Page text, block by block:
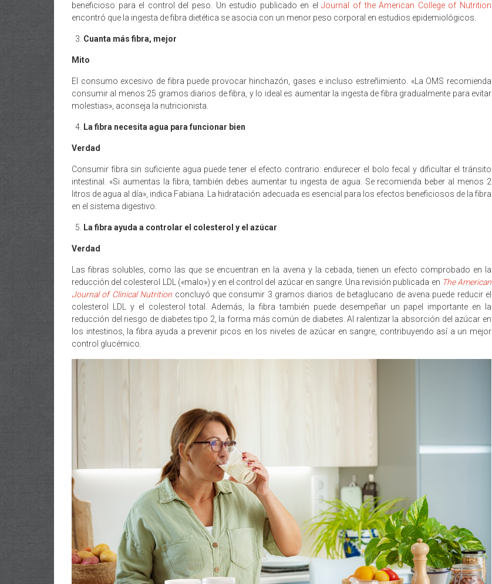
beneficioso para el control del peso. Un estudio publicado en elJournal of the American College of Nutrition
encontró que la ingesta de fibra dietética se asocia con un menor peso corporal en estudios epidemiológicos.
Cuanta más fibra, mejor
Mito
El consumo excesivo de fibra puede provocar hinchazón, gases e incluso estreñimiento. «La OMS recomienda
consumir al menos 25 gramos diarios de fibra, y lo ideal es aumentar la ingesta de fibra gradualmente para evitar
molestias», aconseja la nutricionista.
La fibra necesita agua para funcionar bien
Verdad
Consumir fibra sin suficiente agua puede tener el efecto contrario: endurecer el bolo fecal y dificultar el tránsito
intestinal. «Si aumentas la fibra, también debes aumentar tu ingesta de agua. Se recomienda beber al menos 2
litros de agua al día», indica Fabiana. La hidratación adecuada es esencial para los efectos beneficiosos de la fibra
en el sistema digestivo.
La fibra ayuda a controlar el colesterol y el azúcar
Verdad
Las fibras solubles, como las que se encuentran en la avena y la cebada, tienen un efecto comprobado en la
reducción del colesterol LDL («malo») y en el control del azúcar en sangre. Una revisión publicada en The American
Journal of Clinical Nutrition concluyó que consumir 3 gramos diarios de betaglucano de avena puede reducir el
colesterol LDL y el colesterol total. Además, la fibra también puede desempeñar un papel importante en la
reducción del riesgo de diabetes tipo 2, la forma más común de diabetes. Al ralentizar la absorción del azúcar en
los intestinos, la fibra ayuda a prevenir picos en los niveles de azúcar en sangre, contribuyendo así a un mejor
control glucémico.